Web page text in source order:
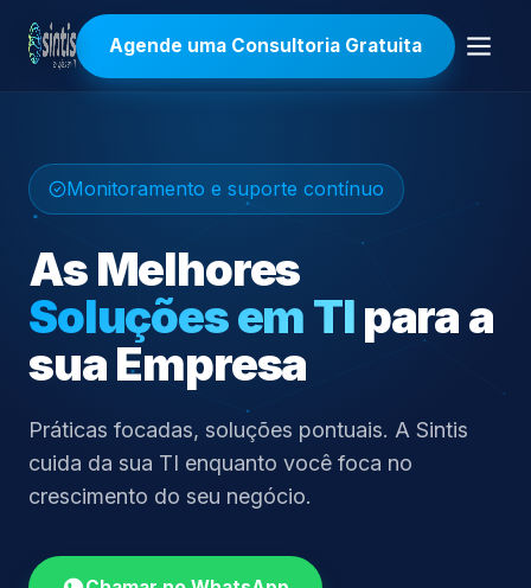
Agende uma Consultoria Gratuita
Monitoramento e suporte contínuo
As Melhores
Soluções em TIpara a
sua Empresa
Práticas focadas, soluções pontuais. A Sintis
cuida da sua TI enquanto você foca no
crescimento do seu negócio.